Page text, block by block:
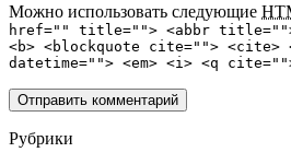
Можно использовать следующие
href="" title=""> <abbr
<b> <blockquote cite=""> <cite>
datetime=""> <em> <i> <q
Рубрики